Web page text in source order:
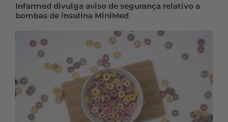
Infarmed divulga aviso de segurança relativo a
bombas de insulina MiniMed